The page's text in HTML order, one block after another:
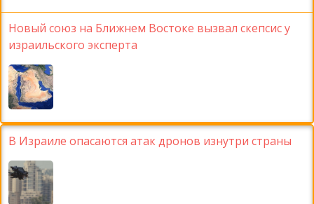
Новый союз на Ближнем Востоке вызвал скепсис у
израильского эксперта
В Израиле опасаются атак дронов изнутри страны